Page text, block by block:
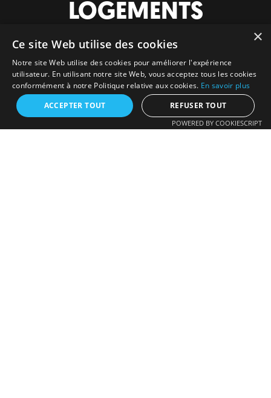
LOGEMENTS
La phase 2 du chantier William Henry est maintenant
terminée.
Sorel-Tracy
×
Ce site Web utilise des cookies
Notre site Web utilise des cookies pour améliorer l'expérience
utilisateur. En utilisant notre site Web, vous acceptez tous les cookies
conformément à notre Politique relative aux cookies. En savoir plus
ACCEPTER TOUT
REFUSER TOUT
POWERED BY COOKIESCRIPT